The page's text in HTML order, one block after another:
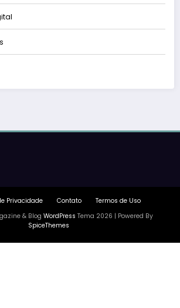
Privacidade Contato
Termos de Uso
& Blog WordPress Tema 2026 | Powered By
SpiceThemes